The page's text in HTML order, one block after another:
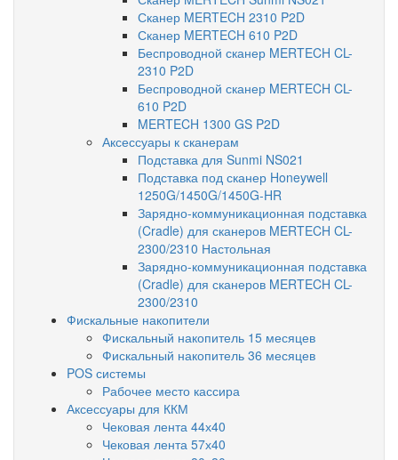
Сканер MERTECH 2310 P2D
Сканер MERTECH 610 P2D
Беспроводной сканер MERTECH CL-
2310 P2D
Беспроводной сканер MERTECH CL-
610 P2D
MERTECH 1300 GS P2D
Аксессуары к сканерам
Подставка для Sunmi NS021
Подставка под сканер Honeywell
1250G/1450G/1450G-HR
Зарядно-коммуникационная подставка
(Cradle) для сканеров MERTECH CL-
2300/2310 Настольная
Зарядно-коммуникационная подставка
(Cradle) для сканеров MERTECH CL-
2300/2310
Фискальные накопители
Фискальный накопитель 15 месяцев
Фискальный накопитель 36 месяцев
POS системы
Рабочее место кассира
Аксессуары для ККМ
Чековая лента 44х40
Чековая лента 57х40